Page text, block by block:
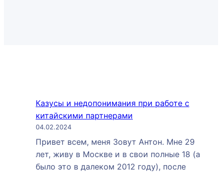
Казусы и недопонимания при работе с
китайскими партнерами
04.02.2024
Привет всем, меня Зовут Антон. Мне 29
лет, живу в Москве и в свои полные 18 (а
было это в далеком 2012 году), после